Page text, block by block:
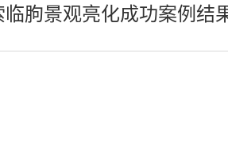
临朐景观亮化成功案例结